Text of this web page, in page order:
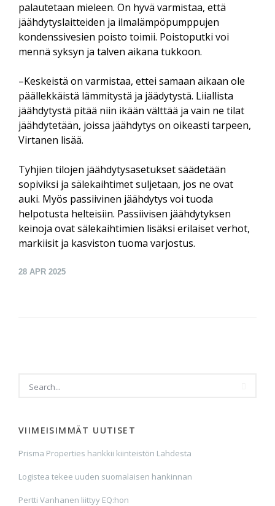
palautetaan mieleen. On hyvä varmistaa, että
jäähdytyslaitteiden ja ilmalämpöpumppujen
kondenssivesien poisto toimii. Poistoputki voi
mennä syksyn ja talven aikana tukkoon.
–Keskeistä on varmistaa, ettei samaan aikaan ole
päällekkäistä lämmitystä ja jäädytystä. Liiallista
jäähdytystä pitää niin ikään välttää ja vain ne tilat
jäähdytetään, joissa jäähdytys on oikeasti tarpeen,
Virtanen lisää.
Tyhjien tilojen jäähdytysasetukset säädetään
sopiviksi ja sälekaihtimet suljetaan, jos ne ovat
auki. Myös passiivinen jäähdytys voi tuoda
helpotusta helteisiin. Passiivisen jäähdytyksen
keinoja ovat sälekaihtimien lisäksi erilaiset verhot,
markiisit ja kasviston tuoma varjostus.
28 APR 2025
VIIMEISIMMÄT UUTISET
Prisma Properties hankkii kiinteistön Lahdesta
Logistea tekee uuden suomalaisen hankinnan
Pertti Vanhanen liittyy EQ:hon